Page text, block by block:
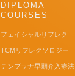
DIPLOMA
COURSES
フェイシャルリフレク
TCMリフレクソロジー
テンプラナ早期介入療法